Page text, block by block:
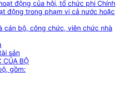
động của hội, tổ chức phi Chính
động trong phạm vi cả nước hoặc
cán bộ, công chức, viên chức nhà
sản
CỦA BỘ
gồm: